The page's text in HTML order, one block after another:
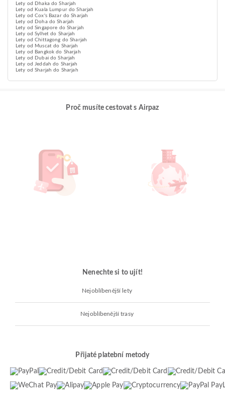
Lety od Dhaka do Sharjah
Lety od Kuala Lumpur do Sharjah
Lety od Cox's Bazar do Sharjah
Lety od Doha do Sharjah
Lety od Singapore do Sharjah
Lety od Sylhet do Sharjah
Lety od Chittagong do Sharjah
Lety od Muscat do Sharjah
Lety od Bangkok do Sharjah
Lety od Dubai do Sharjah
Lety od Jeddah do Sharjah
Lety od Sharjah do Sharjah
Proč musíte cestovat s Airpaz
Nenechte si to ujít!
Nejoblíbenější lety
Nejoblíbenější trasy
Přijaté platební metody